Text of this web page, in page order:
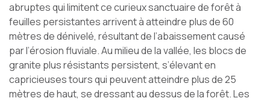
abruptes qui limitent ce curieux sanctuaire de forêt à
feuilles persistantes arrivent à atteindre plus de 60
mètres de dénivelé, résultant de l’abaissement causé
par l’érosion fluviale. Au milieu de la vallée, les blocs de
granite plus résistants persistent, s’élevant en
capricieuses tours qui peuvent atteindre plus de 25
mètres de haut, se dressant au dessus de la forêt. Les